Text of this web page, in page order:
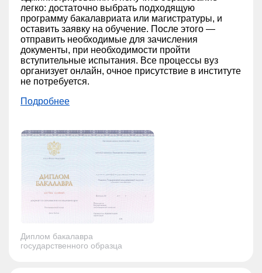
легко: достаточно выбрать подходящую
программу бакалавриата или магистратуры, и
оставить заявку на обучение. После этого —
отправить необходимые для зачисления
документы, при необходимости пройти
вступительные испытания. Все процессы вуз
организует онлайн, очное присутствие в институте
не потребуется.
Подробнее
Диплом бакалавра
государственного образца